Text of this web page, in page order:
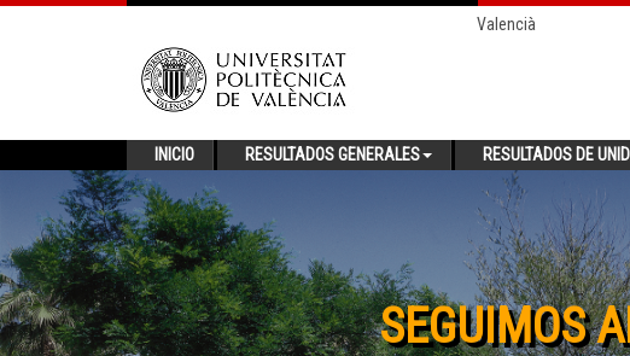
Valencià
INICIO RESULTADOS GENERALES RESULTADOS DE
SEGUIMOS